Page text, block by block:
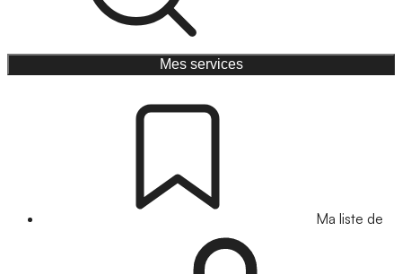
Mes services
Ma liste de